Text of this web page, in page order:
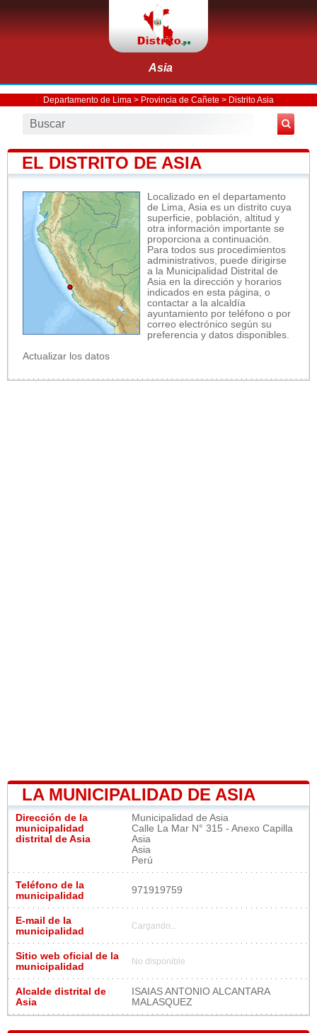
Asia
Departamento de Lima > Provincia de Cañete > Distrito Asia
EL DISTRITO DE ASIA
Localizado en el departamento
de Lima, Asia es un distrito cuya
superficie, población, altitud y
otra información importante se
proporciona a continuación.
Para todos sus procedimientos
administrativos, puede dirigirse
a la Municipalidad Distrital de
Asia en la dirección y horarios
indicados en esta página, o
contactar a la alcaldía
ayuntamiento por teléfono o por
correo electrónico según su
preferencia y datos disponibles.
Actualizar los datos
LA MUNICIPALIDAD DE ASIA
Dirección de la
municipalidad
distrital de Asia
Municipalidad de Asia
Calle La Mar N° 315 - Anexo Capilla
Asia
Asia
Perú
Teléfono de la
municipalidad
971919759
E-mail de la
municipalidad
Cargando...
Sitio web oficial de la
municipalidad
No disponible
Alcalde distrital de
Asia
ISAIAS ANTONIO ALCANTARA
MALASQUEZ